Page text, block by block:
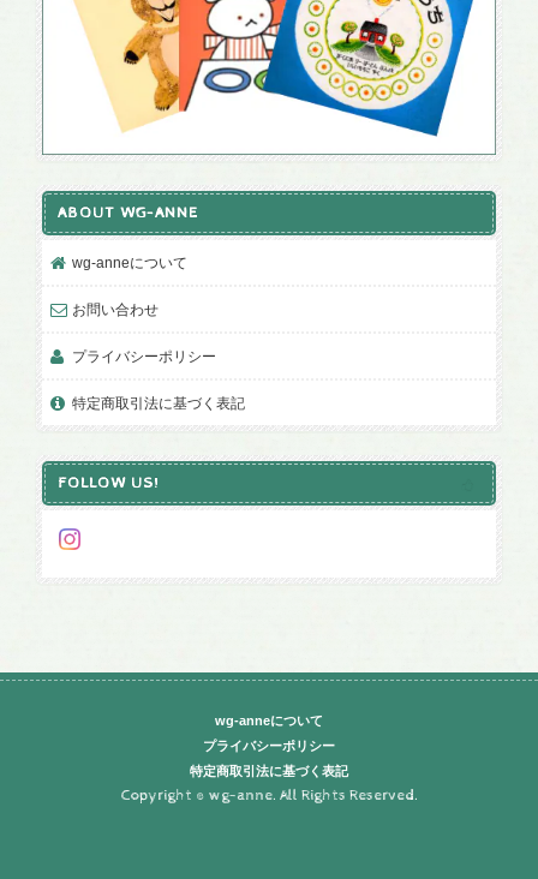
ABOUT WG-ANNE
wg-anneについて
お問い合わせ
プライバシーポリシー
特定商取引法に基づく表記
FOLLOW US!
wg-anneについて
プライバシーポリシー
特定商取引法に基づく表記
Copyright © wg-anne. All Rights Reserved.